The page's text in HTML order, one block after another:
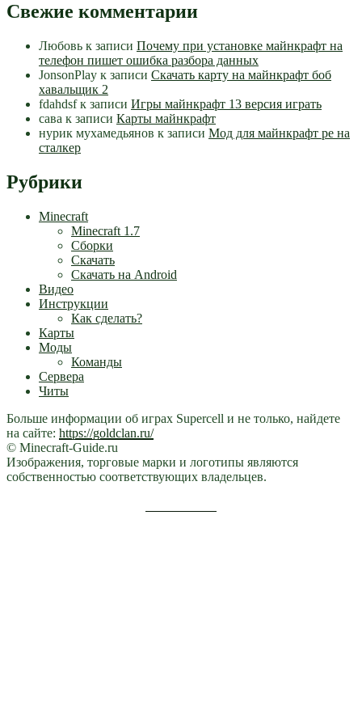
Свежие комментарии
Любовь к записи Почему при установке майнкрафт на
телефон пишет ошибка разбора данных
JonsonPlay к записи Скачать карту на майнкрафт боб
хавальщик 2
fdahdsfк записи Игры майнкрафт 13 версия играть
сава к записи Карты майнкрафт
нурик мухамедьянов к записи Мод для майнкрафт pe на
сталкер
Рубрики
Minecraft
Minecraft 1.7
Сборки
Скачать
Скачать на Android
Видео
Инструкции
Как сделать?
Карты
Моды
Команды
Сервера
Читы
Больше информации об играх Supercell и не только, найдете
на сайте: https://goldclan.ru/
© Minecraft-Guide.ru
Изображения, торговые марки и логотипы являются
собственностью соответствующих владельцев.